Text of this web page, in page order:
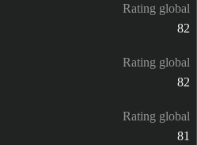
Rating global
82
Rating global
82
Rating global
81